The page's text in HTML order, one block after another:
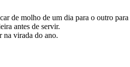
de molho de um dia para o outro
antes de servir.
na virada do ano.